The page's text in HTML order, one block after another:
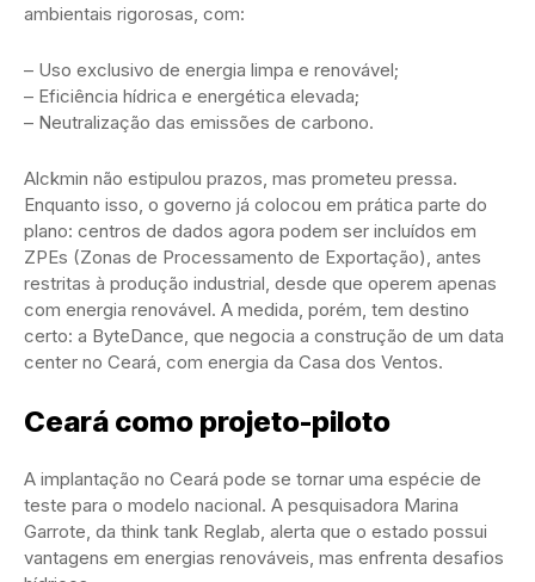
ambientais rigorosas, com:
– Uso exclusivo de energia limpa e renovável;
– Eficiência hídrica e energética elevada;
– Neutralização das emissões de carbono.
Alckmin não estipulou prazos, mas prometeu pressa.
Enquanto isso, o governo já colocou em prática parte do
plano: centros de dados agora podem ser incluídos em
ZPEs (Zonas de Processamento de Exportação), antes
restritas à produção industrial, desde que operem apenas
com energia renovável. A medida, porém, tem destino
certo: a ByteDance, que negocia a construção de um data
center no Ceará, com energia da Casa dos Ventos.
Ceará como projeto-piloto
A implantação no Ceará pode se tornar uma espécie de
teste para o modelo nacional. A pesquisadora Marina
Garrote, da think tank Reglab, alerta que o estado possui
vantagens em energias renováveis, mas enfrenta desafios